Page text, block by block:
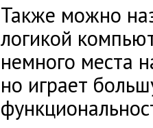
Также можно
логикой
немного места
но играет